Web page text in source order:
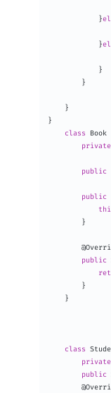
}
}
}
}
}
}
class
Book
private
public
public
}
public
}
}
class
private
public